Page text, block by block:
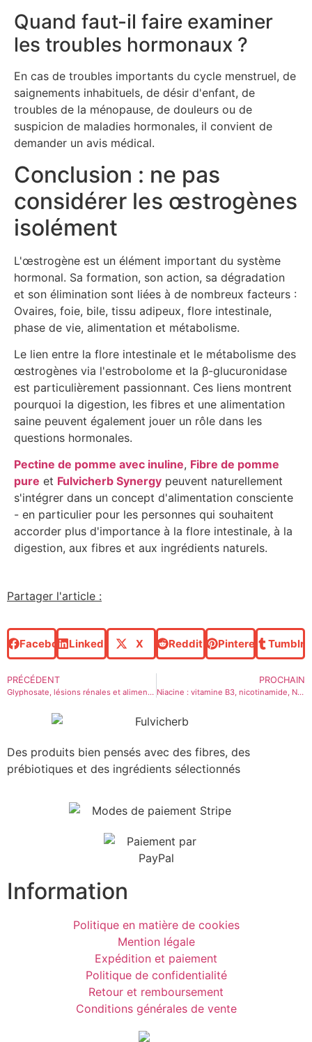
Quand faut-il faire examiner
les troubles hormonaux ?
En cas de troubles importants du cycle menstruel, de
saignements inhabituels, de désir d'enfant, de
troubles de la ménopause, de douleurs ou de
suspicion de maladies hormonales, il convient de
demander un avis médical.
Conclusion : ne pas
considérer les œstrogènes
isolément
L'œstrogène est un élément important du système
hormonal. Sa formation, son action, sa dégradation
et son élimination sont liées à de nombreux facteurs :
Ovaires, foie, bile, tissu adipeux, flore intestinale,
phase de vie, alimentation et métabolisme.
Le lien entre la flore intestinale et le métabolisme des
œstrogènes via l'estrobolome et la β-glucuronidase
est particulièrement passionnant. Ces liens montrent
pourquoi la digestion, les fibres et une alimentation
saine peuvent également jouer un rôle dans les
questions hormonales.
Pectine de pomme avec inuline, Fibre de pomme
pure et Fulvicherb Synergy peuvent naturellement
s'intégrer dans un concept d'alimentation consciente
- en particulier pour les personnes qui souhaitent
accorder plus d'importance à la flore intestinale, à la
digestion, aux fibres et aux ingrédients naturels.
Partager l'article :
FacebookLinkedIn X Reddit Pinterest Tumblr
PRÉCÉDENT
Glyphosate, lésions rénales et alimentation : foie, flore intestinale et soja OGM
PROCHAIN
Niacine : vitamine B3, nicotinamide, NAD+ et flore intestinale
Des produits bien pensés avec des fibres, des
prébiotiques et des ingrédients sélectionnés
Information
Politique en matière de cookies
Mention légale
Expédition et paiement
Politique de confidentialité
Retour et remboursement
Conditions générales de vente